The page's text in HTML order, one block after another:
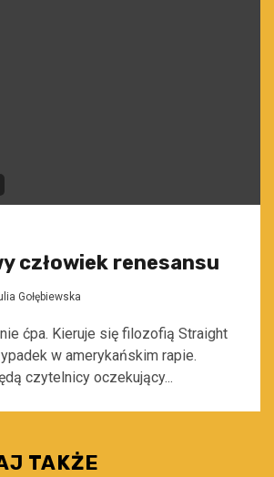
człowiek renesansu
Gołębiewska
ćpa. Kieruje się filozofią Straight
w amerykańskim rapie.
czytelnicy oczekujący...
TAKŻE